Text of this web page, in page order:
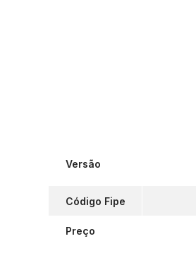
Versão
Código Fipe
Preço